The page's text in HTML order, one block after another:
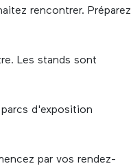
rencontrer. Préparez
Les stands sont
d'exposition
par vos rendez-